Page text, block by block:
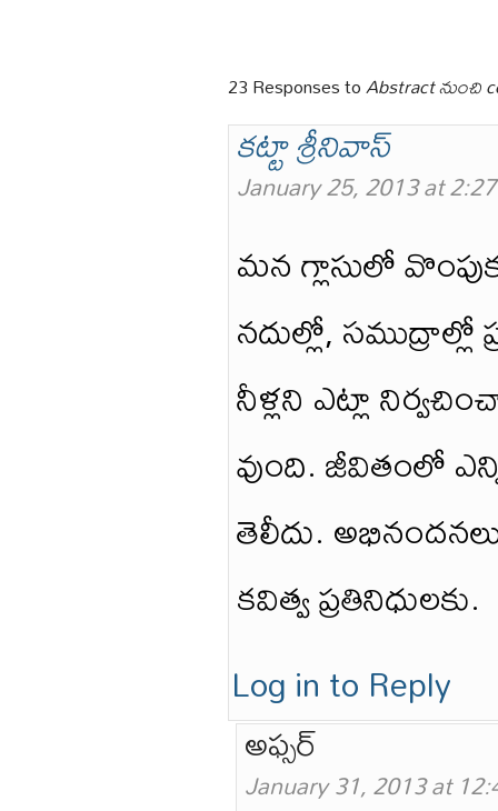
23 Responses toAbstract నుంచి
కట్టా శ్రీనివాస్
January 25, 2013 at
మన గ్లాసులో
నదుల్లో,
నీళ్లని ఎట్లా
వుంది. జీవితంలో
తెలీదు.
కవిత్వ ప్రతినిధులకు.
Log in to Reply
అఫ్సర్
January 31, 2013 at